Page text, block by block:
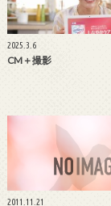
2025.3.6
CM＋撮影
2011.11.21